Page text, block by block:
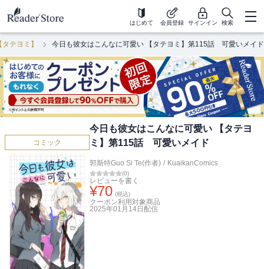
はじめて 会員登録 サインイン 検索
テヨミ】 今日も彼女はこんなに可愛い 【タテヨミ】第115話 可愛いメイド
コミック
今日も彼女はこんなに可愛い 【タテヨ
ミ】第115話 可愛いメイド
郭斯特Guo Si Te(作者) / KuaikanComics
(0)
レビューを書く
¥70 (税込)
クーポン利用対象商品
2025年01月14日 配信